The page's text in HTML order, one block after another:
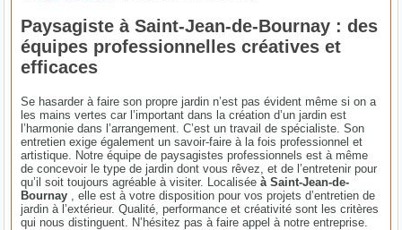
Paysagiste à Saint-Jean-de-Bournay : des
équipes professionnelles créatives et
efficaces
Se hasarder à faire son propre jardin n’est pas évident même si on a
les mains vertes car l’important dans la création d’un jardin est
l’harmonie dans l’arrangement. C’est un travail de spécialiste. Son
entretien exige également un savoir-faire à la fois professionnel et
artistique. Notre équipe de paysagistes professionnels est à même
de concevoir le type de jardin dont vous rêvez, et de l’entretenir pour
qu’il soit toujours agréable à visiter. Localiséeà Saint-Jean-de-
Bournay
, elle est à votre disposition pour vos projets d’entretien de
jardin à l’extérieur. Qualité, performance et créativité sont les critères
qui nous distinguent. N’hésitez pas à faire appel à notre entreprise.